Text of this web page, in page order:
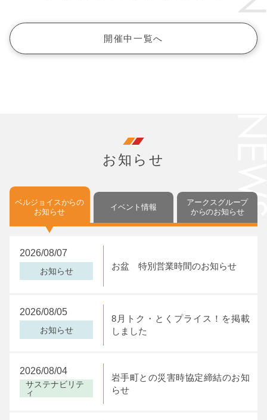
My店舗に登録しました。
閉じる
My店舗を解除しました。
閉じる
My店舗は4店舗まで
設定できます。
閉じる
開催中一覧へ
お知らせ
ベルジョイスからの
お知らせ
イベント情報
アークスグループ
からのお知らせ
2026/08/07
お知らせ お盆 特別営業時間のお知らせ
2026/08/05
お知らせ
8月トク・とくプライス！を掲載
しました
2026/08/04
サステナビリテ
ィ
岩手町との災害時協定締結のお知
らせ